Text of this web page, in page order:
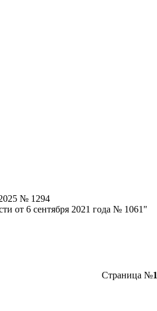
№ 1294
от 6 сентября 2021 года № 1061"
Страница №1